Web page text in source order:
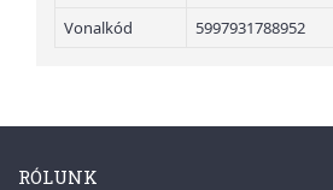
Vonalkód
5997931788952
RÓLUNK